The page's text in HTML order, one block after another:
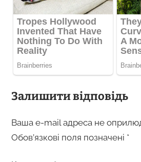
Залишити відповідь
Ваша e-mail адреса не
Обов’язкові поля позначені *